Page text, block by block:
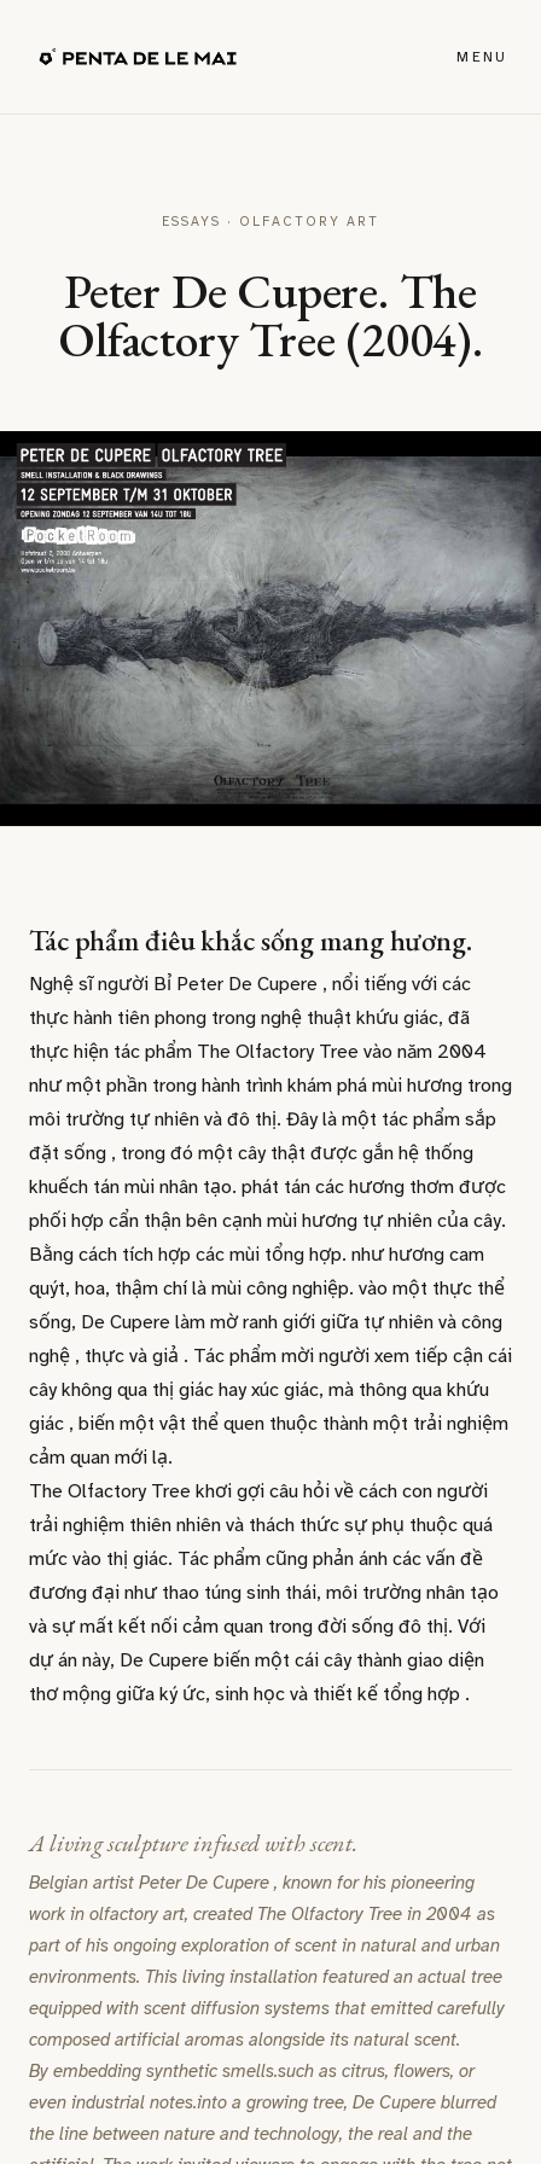
MENU
ESSAYS · OLFACTORY ART
Peter De Cupere. The
Olfactory Tree (2004).
Tác phẩm điêu khắc sống mang hương.
Nghệ sĩ người Bỉ Peter De Cupere , nổi tiếng với các
thực hành tiên phong trong nghệ thuật khứu giác, đã
thực hiện tác phẩm The Olfactory Tree vào năm 2004
như một phần trong hành trình khám phá mùi hương trong
môi trường tự nhiên và đô thị. Đây là một tác phẩm sắp
đặt sống , trong đó một cây thật được gắn hệ thống
khuếch tán mùi nhân tạo. phát tán các hương thơm được
phối hợp cẩn thận bên cạnh mùi hương tự nhiên của cây.
Bằng cách tích hợp các mùi tổng hợp. như hương cam
quýt, hoa, thậm chí là mùi công nghiệp. vào một thực thể
sống, De Cupere làm mờ ranh giới giữa tự nhiên và công
nghệ , thực và giả . Tác phẩm mời người xem tiếp cận cái
cây không qua thị giác hay xúc giác, mà thông qua khứu
giác , biến một vật thể quen thuộc thành một trải nghiệm
cảm quan mới lạ.
The Olfactory Tree khơi gợi câu hỏi về cách con người
trải nghiệm thiên nhiên và thách thức sự phụ thuộc quá
mức vào thị giác. Tác phẩm cũng phản ánh các vấn đề
đương đại như thao túng sinh thái, môi trường nhân tạo
và sự mất kết nối cảm quan trong đời sống đô thị. Với
dự án này, De Cupere biến một cái cây thành giao diện
thơ mộng giữa ký ức, sinh học và thiết kế tổng hợp .
A living sculpture infused with scent.
Belgian artist Peter De Cupere , known for his pioneering
work in olfactory art, created The Olfactory Tree in 2004 as
part of his ongoing exploration of scent in natural and urban
environments. This living installation featured an actual tree
equipped with scent diffusion systems that emitted carefully
composed artificial aromas alongside its natural scent.
By embedding synthetic smells.such as citrus, flowers, or
even industrial notes.into a growing tree, De Cupere blurred
the line between nature and technology, the real and the